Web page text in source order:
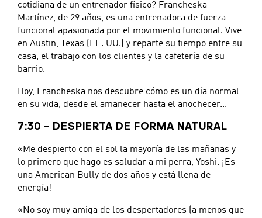
cotidiana de un entrenador físico? Francheska
Martínez, de 29 años, es una entrenadora de fuerza
funcional apasionada por el movimiento funcional. Vive
en Austin, Texas (EE. UU.) y reparte su tiempo entre su
casa, el trabajo con los clientes y la cafetería de su
barrio.
Hoy, Francheska nos descubre cómo es un día normal
en su vida, desde el amanecer hasta el anochecer...
7:30 – DESPIERTA DE FORMA NATURAL
«Me despierto con el sol la mayoría de las mañanas y
lo primero que hago es saludar a mi perra, Yoshi. ¡Es
una American Bully de dos años y está llena de
energía!
«No soy muy amiga de los despertadores (a menos que